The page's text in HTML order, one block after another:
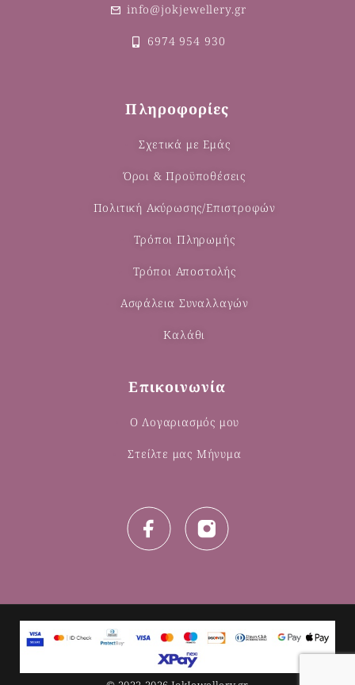
info@jokjewellery.gr
6974 954 930
Πληροφορίες
Σχετικά με Εμάς
Όροι & Προϋποθέσεις
Πολιτική Ακύρωσης/Επιστροφών
Τρόποι Πληρωμής
Τρόποι Αποστολής
Ασφάλεια Συναλλαγών
Καλάθι
Επικοινωνία
Ο Λογαριασμός μου
Στείλτε μας Μήνυμα